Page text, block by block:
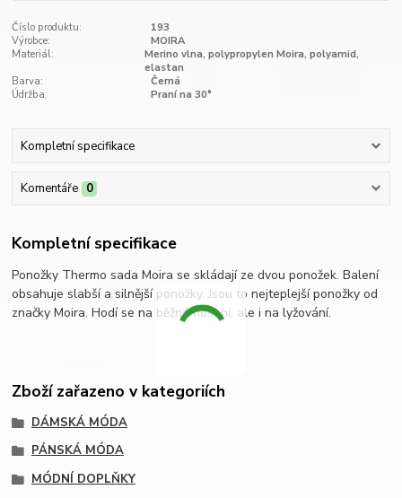
Číslo produktu:
193
Výrobce:
MOIRA
Materiál:
Merino vlna, polypropylen Moira, polyamid,
elastan
Barva:
Černá
Údržba:
Praní na 30°
Kompletní specifikace
Komentáře 0
Kompletní specifikace
Ponožky Thermo sada Moira se skládají ze dvou ponožek. Balení
obsahuje slabší a silnější ponožky. Jsou to nejteplejší ponožky od
značky Moira. Hodí se na běžné nošení, ale i na lyžování.
Zboží zařazeno v kategoriích
DÁMSKÁ MÓDA
PÁNSKÁ MÓDA
MÓDNÍ DOPLŇKY